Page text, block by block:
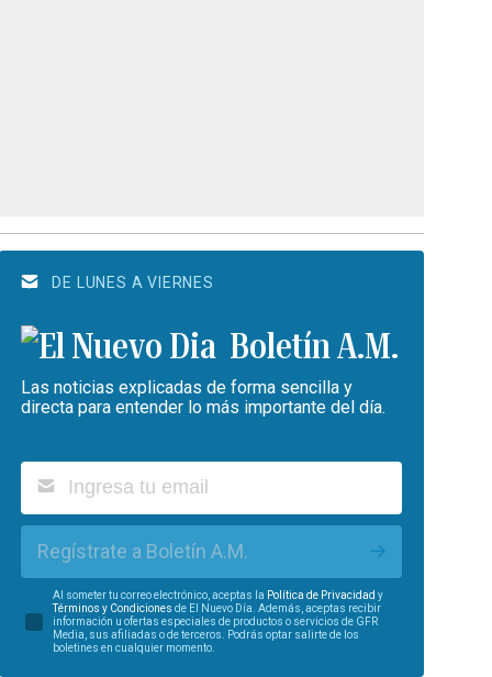
DE LUNES A VIERNES
Boletín A.M.
Las noticias explicadas de forma sencilla y
directa para entender lo más importante del día.
Regístrate a Boletín A.M.
Al someter tu correo electrónico, aceptas la Política de Privacidad y
Términos y Condiciones de El Nuevo Día. Además, aceptas recibir
información u ofertas especiales de productos o servicios de GFR
Media, sus afiliadas o de terceros. Podrás optar salirte de los
boletines en cualquier momento.